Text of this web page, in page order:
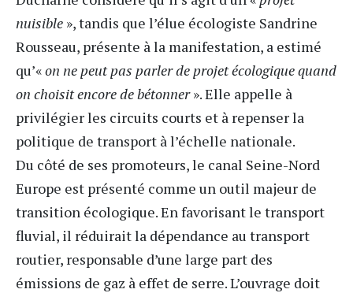
nuisible », tandis que l’élue écologiste Sandrine
Rousseau, présente à la manifestation, a estimé
qu’«on ne peut pas parler de projet écologique quand
on choisit encore de bétonner». Elle appelle à
privilégier les circuits courts et à repenser la
politique de transport à l’échelle nationale.
Du côté de ses promoteurs, le canal Seine-Nord
Europe est présenté comme un outil majeur de
transition écologique. En favorisant le transport
fluvial, il réduirait la dépendance au transport
routier, responsable d’une large part des
émissions de gaz à effet de serre. L’ouvrage doit